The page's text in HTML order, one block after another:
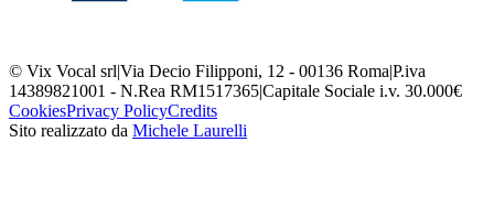
© Vix Vocal srl|Via Decio Filipponi, 12 - 00136 Roma|P.iva
14389821001 - N.Rea RM1517365|Capitale Sociale i.v. 30.000€
CookiesPrivacy PolicyCredits
Sito realizzato da Michele Laurelli